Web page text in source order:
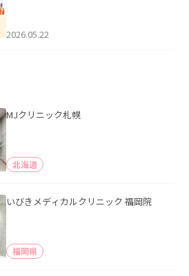
た。
2026.05.22
MJクリニック札幌
北海道
いびきメディカルクリニック 福岡院
福岡県